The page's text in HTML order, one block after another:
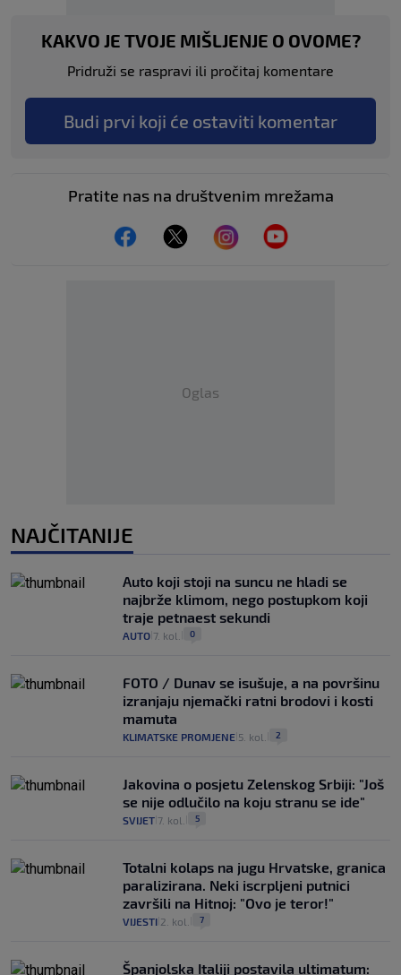
KAKVO JE TVOJE MIŠLJENJE O OVOME?
Pridruži se raspravi ili pročitaj komentare
Budi prvi koji će ostaviti komentar
Pratite nas na društvenim mrežama
Oglas
NAJČITANIJE
Auto koji stoji na suncu ne hladi se
najbrže klimom, nego postupkom koji
traje petnaest sekundi
AUTO 7. kol. 0
FOTO / Dunav se isušuje, a na površinu
izranjaju njemački ratni brodovi i kosti
mamuta
KLIMATSKE PROMJENE 5. kol. 2
Jakovina o posjetu Zelenskog Srbiji: "Još
se nije odlučilo na koju stranu se ide"
SVIJET 7. kol. 5
Totalni kolaps na jugu Hrvatske, granica
paralizirana. Neki iscrpljeni putnici
završili na Hitnoj: "Ovo je teror!"
VIJESTI 2. kol. 7
Španjolska Italiji postavila ultimatum: